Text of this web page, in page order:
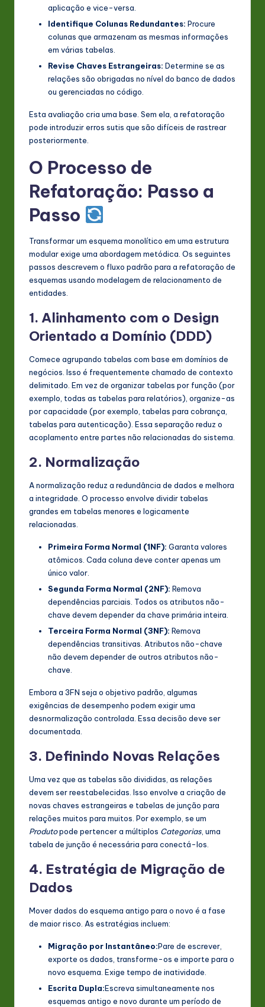
aplicação e vice-versa.
Identifique Colunas Redundantes: Procure
colunas que armazenam as mesmas informações
em várias tabelas.
Revise Chaves Estrangeiras: Determine se as
relações são obrigadas no nível do banco de dados
ou gerenciadas no código.
Esta avaliação cria uma base. Sem ela, a refatoração
pode introduzir erros sutis que são difíceis de rastrear
posteriormente.
O Processo de
Refatoração: Passo a
Passo
Transformar um esquema monolítico em uma estrutura
modular exige uma abordagem metódica. Os seguintes
passos descrevem o fluxo padrão para a refatoração de
esquemas usando modelagem de relacionamento de
entidades.
1. Alinhamento com o Design
Orientado a Domínio (DDD)
Comece agrupando tabelas com base em domínios de
negócios. Isso é frequentemente chamado de contexto
delimitado. Em vez de organizar tabelas por função (por
exemplo, todas as tabelas para relatórios), organize-as
por capacidade (por exemplo, tabelas para cobrança,
tabelas para autenticação). Essa separação reduz o
acoplamento entre partes não relacionadas do sistema.
2. Normalização
A normalização reduz a redundância de dados e melhora
a integridade. O processo envolve dividir tabelas
grandes em tabelas menores e logicamente
relacionadas.
Primeira Forma Normal (1NF): Garanta valores
atômicos. Cada coluna deve conter apenas um
único valor.
Segunda Forma Normal (2NF): Remova
dependências parciais. Todos os atributos não-
chave devem depender da chave primária inteira.
Terceira Forma Normal (3NF): Remova
dependências transitivas. Atributos não-chave
não devem depender de outros atributos não-
chave.
Embora a 3FN seja o objetivo padrão, algumas
exigências de desempenho podem exigir uma
desnormalização controlada. Essa decisão deve ser
documentada.
3. Definindo Novas Relações
Uma vez que as tabelas são divididas, as relações
devem ser reestabelecidas. Isso envolve a criação de
novas chaves estrangeiras e tabelas de junção para
relações muitos para muitos. Por exemplo, se um
Produtopode pertencer a múltiplos Categorias, uma
tabela de junção é necessária para conectá-los.
4. Estratégia de Migração de
Dados
Mover dados do esquema antigo para o novo é a fase
de maior risco. As estratégias incluem:
Migração por Instantâneo:Pare de escrever,
exporte os dados, transforme-os e importe para o
novo esquema. Exige tempo de inatividade.
Escrita Dupla:Escreva simultaneamente nos
esquemas antigo e novo durante um período de